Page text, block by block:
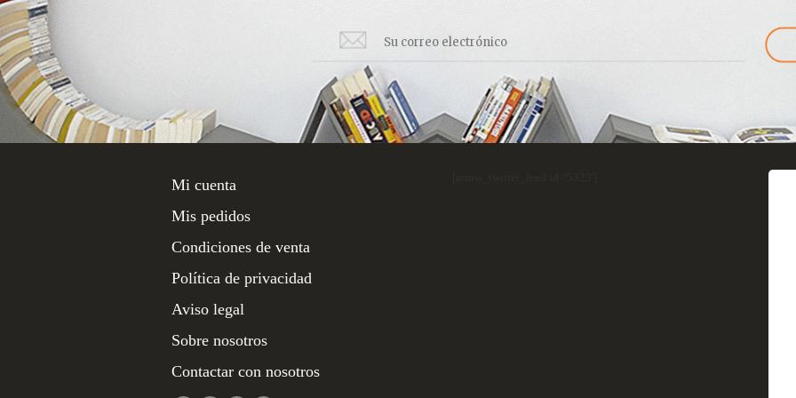
Mi cuenta
Mis pedidos
Condiciones de venta
Política de privacidad
Aviso legal
Sobre nosotros
Contactar con nosotros